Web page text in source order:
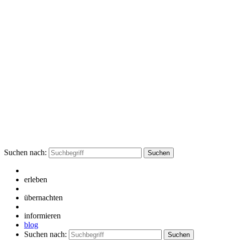
Suchen nach:
erleben
übernachten
informieren
blog
Suchen nach: